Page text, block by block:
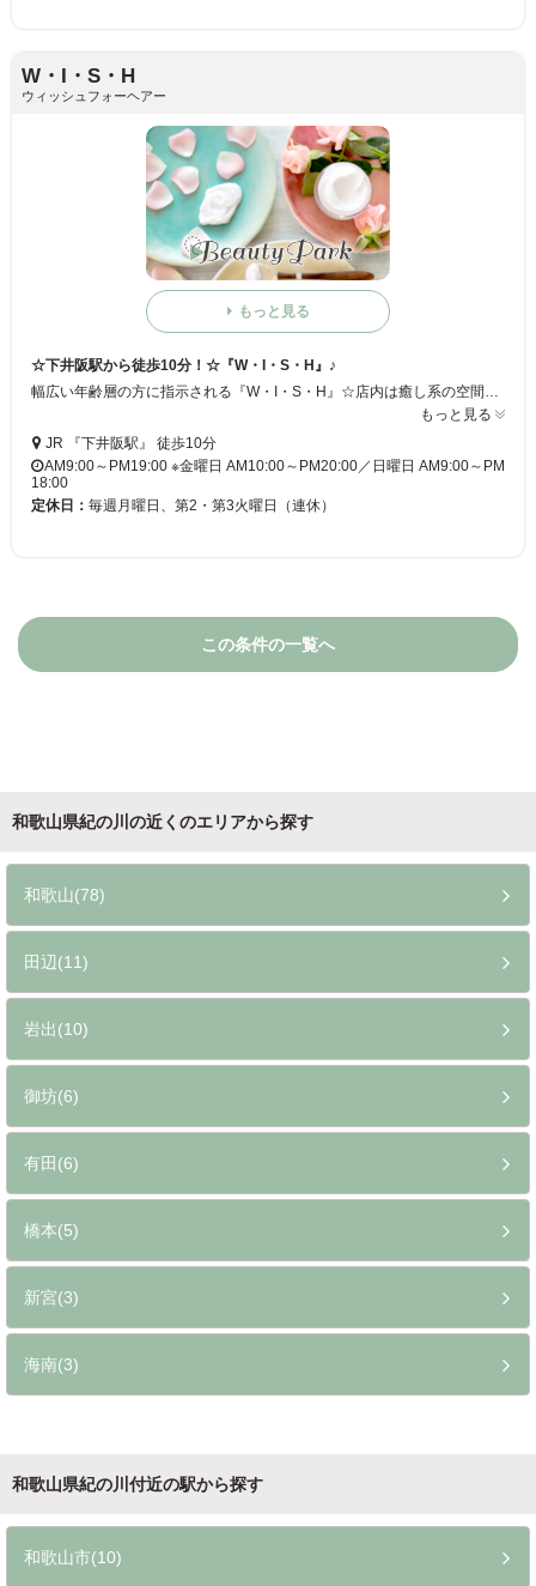
W・I・S・H
ウィッシュフォーヘアー
もっと見る
☆下井阪駅から徒歩10分！☆『W・I・S・H』♪
幅広い年齢層の方に指示される『W・I・S・H』☆店内は癒し系の空間です♪髪も気分もリフレッシュしにいらしてください♪スタッフ一同お待ちしております☆
もっと見る
JR 『下井阪駅』 徒歩10分
AM9:00～PM19:00 ※金曜日 AM10:00～PM20:00／日曜日 AM9:00～PM
18:00
定休日： 毎週月曜日、第2・第3火曜日（連休）
この条件の一覧へ
和歌山県紀の川の近くのエリアから探す
和歌山(78)
田辺(11)
岩出(10)
御坊(6)
有田(6)
橋本(5)
新宮(3)
海南(3)
和歌山県紀の川付近の駅から探す
和歌山市(10)